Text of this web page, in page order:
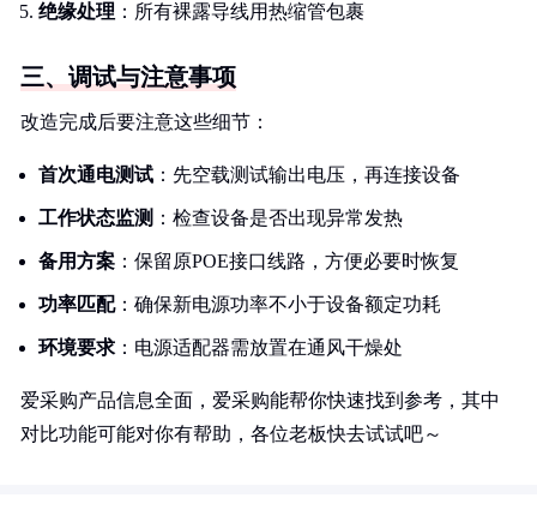
绝缘处理 ：所有裸露导线用热缩管包裹
三、调试与注意事项
改造完成后要注意这些细节：
首次通电测试 ：先空载测试输出电压，再连接设备
工作状态监测 ：检查设备是否出现异常发热
备用方案 ：保留原POE接口线路，方便必要时恢复
功率匹配：确保新电源功率不小于设备额定功耗
环境要求 ：电源适配器需放置在通风干燥处
爱采购产品信息全面，爱采购能帮你快速找到参考，其中
对比功能可能对你有帮助，各位老板快去试试吧～